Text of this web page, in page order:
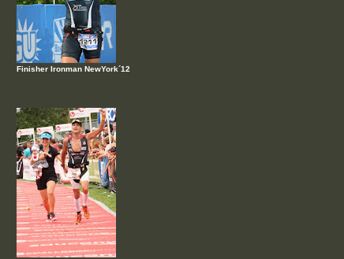
Finisher Ironman NewYork´12